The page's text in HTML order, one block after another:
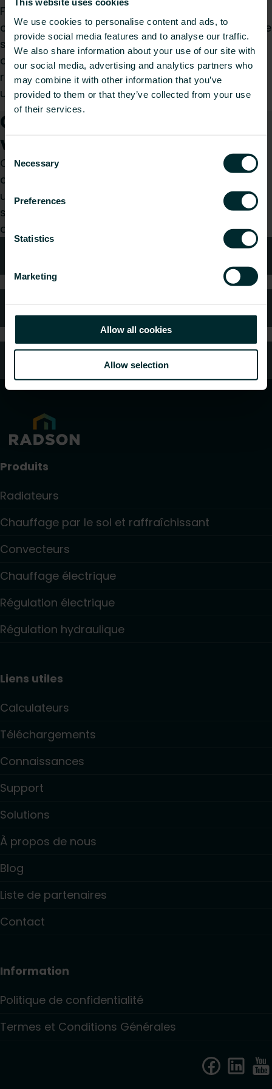
We use cookies to personalise content and ads, to
provide social media features and to analyse our traffic.
We also share information about your use of our site with
our social media, advertising and analytics partners who
may combine it with other information that you’ve
provided to them or that they’ve collected from your use
of their services.
Consent
Selection
Necessary
Preferences
Statistics
Marketing
Allow all cookies
Allow selection
Fabriqués pour supporter des charges élevées,
ces supports sont faciles à installer et offrent une
stabilité et une sécurité à long terme. Adaptés à
différents types de murs et compatibles avec les
radiateurs à colonnes Finimetal, ils garantissent
une installation propre et sûre
Comment pouvons-nous
vous aider ?
Que vous soyez prescripteur, installateur,
architecte, bureau d’études, distributeur ou
utilisateur final, choisissez une catégorie et nous
serons ravis de prendre en charge votre
demande.
Produits
Radiateurs
Chauffage par le sol et raffraîchissant
Convecteurs
Chauffage électrique
Régulation électrique
Régulation hydraulique
Liens utiles
Calculateurs
Téléchargements
Connaissances
Support
Solutions
À propos de nous
Blog
Liste de partenaires
Contact
Information
Politique de confidentialité
Termes et Conditions Générales